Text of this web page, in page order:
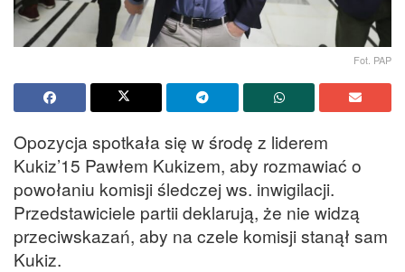
Fot. PAP
Opozycja spotkała się w środę z liderem
Kukiz’15 Pawłem Kukizem, aby rozmawiać o
powołaniu komisji śledczej ws. inwigilacji.
Przedstawiciele partii deklarują, że nie widzą
przeciwskazań, aby na czele komisji stanął sam
Kukiz.